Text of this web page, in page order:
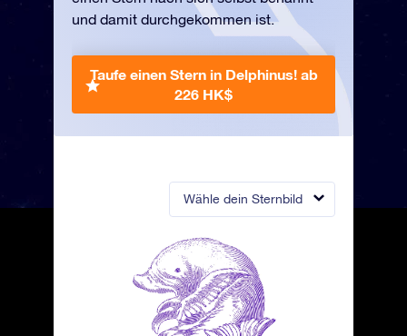
Wähle dein Sternbild
und damit durchgekommen ist.
Taufe einen Stern in Delphinus! ab
226 HK$